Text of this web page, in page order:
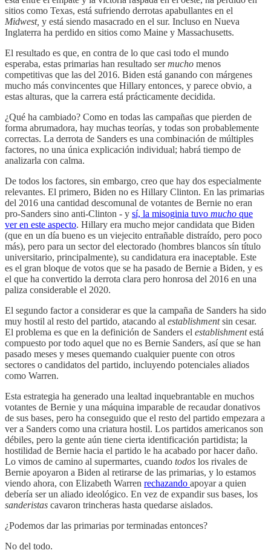
sitios como Texas, está sufriendo derrotas apabullantes en el
Midwest, y está siendo masacrado en el sur. Incluso en Nueva
Inglaterra ha perdido en sitios como Maine y Massachusetts.
El resultado es que, en contra de lo que casi todo el mundo
esperaba, estas primarias han resultado sermucho menos
competitivas que las del 2016. Biden está ganando con márgenes
mucho más convincentes que Hillary entonces, y parece obvio, a
estas alturas, que la carrera está prácticamente decidida.
¿Qué ha cambiado? Como en todas las campañas que pierden de
forma abrumadora, hay muchas teorías, y todas son probablemente
correctas. La derrota de Sanders es una combinación de múltiples
factores, no una única explicación individual; habrá tiempo de
analizarla con calma.
De todos los factores, sin embargo, creo que hay dos especialmente
relevantes. El primero, Biden no es Hillary Clinton. En las primarias
del 2016 una cantidad descomunal de votantes de Bernie no eran
pro-Sanders sino anti-Clinton - y sí, la misoginia tuvo mucho que
ver en este aspecto. Hillary era mucho mejor candidata que Biden
(que en un día bueno es un viejecito entrañable distraído, pero poco
más), pero para un sector del electorado (hombres blancos sín título
universitario, principalmente), su candidatura era inaceptable. Este
es el gran bloque de votos que se ha pasado de Bernie a Biden, y es
el que ha convertido la derrota clara pero honrosa del 2016 en una
paliza considerable el 2020.
El segundo factor a considerar es que la campaña de Sanders ha sido
muy hostil al resto del partido, atacando al establishmentsin cesar.
El problema es que en la definición de Sanders el establishmentestá
compuesto por todo aquel que no es Bernie Sanders, así que se han
pasado meses y meses quemando cualquier puente con otros
sectores o candidatos del partido, incluyendo potenciales aliados
como Warren.
Esta estrategia ha generado una lealtad inquebrantable en muchos
votantes de Bernie y una máquina imparable de recaudar donativos
de sus bases, pero ha conseguido que el resto del partido empezara a
ver a Sanders como una criatura hostil. Los partidos americanos son
débiles, pero la gente aún tiene cierta identificación partidista; la
hostilidad de Bernie hacia el partido le ha acabado por hacer daño.
Lo vimos de camino al supermartes, cuando todos los rivales de
Bernie apoyaron a Biden al retirarse de las primarias, y lo estamos
viendo ahora, con Elizabeth Warren rechazando apoyar a quien
debería ser un aliado ideológico. En vez de expandir sus bases, los
sanderistas cavaron trincheras hasta quedarse aislados.
¿Podemos dar las primarias por terminadas entonces?
No del todo.